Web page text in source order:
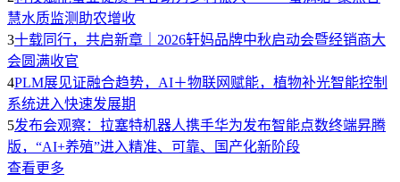
慧水质监测助农增收
3十载同行，共启新章｜2026轩妈品牌中秋启动会暨经销商大
会圆满收官
4PLM展见证融合趋势，AI＋物联网赋能，植物补光智能控制
系统进入快速发展期
5发布会观察：拉塞特机器人携手华为发布智能点数终端昇腾
版，“AI+养殖”进入精准、可靠、国产化新阶段
查看更多